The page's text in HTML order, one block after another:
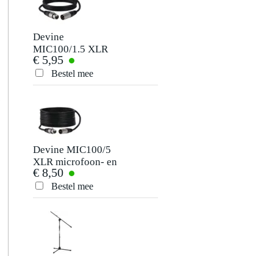
Devine
MIC100/1.5 XLR
microfoon- en
signaalkabel 1.5
meter
€ 5,95
Bestel mee
Devine MIC100/5
XLR microfoon- en
signaalkabel 5
meter
€ 8,50
Bestel mee